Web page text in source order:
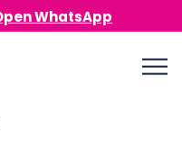
WhatsApp